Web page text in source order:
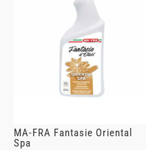
MA-FRA Fantasie Oriental
Spa